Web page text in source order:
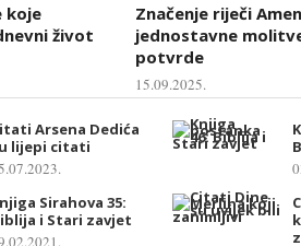
koje
život
Značenje riječi
jednostavne
potvrde
15.09.2025.
Arsena Dedića
lijepi citati
Sirahova 35:
i Stari zavjet